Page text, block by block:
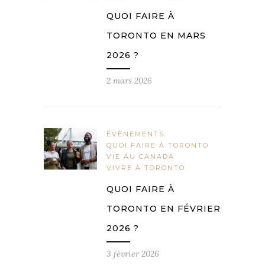
QUOI FAIRE À
TORONTO EN MARS
2026 ?
2 mars 2026
ÉVÈNEMENTS
QUOI FAIRE À TORONTO
VIE AU CANADA
VIVRE À TORONTO
QUOI FAIRE À
TORONTO EN FÉVRIER
2026 ?
3 février 2026